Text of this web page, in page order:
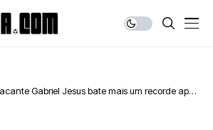
Gabriel Jesus bate mais um recorde após